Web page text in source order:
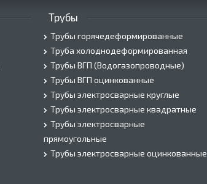
Трубы
Трубы горячедеформированные
Труба холоднодеформированная
Трубы ВГП (Водогазопроводные)
Трубы ВГП оцинкованные
Трубы электросварные круглые
Трубы электросварные квадратные
Трубы электросварные
прямоугольные
Трубы электросварные оцинкованные